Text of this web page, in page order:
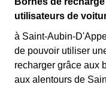
utilisateurs de
à Saint-Aubin-
de pouvoir utiliser
recharger grâce aux
aux alentours de